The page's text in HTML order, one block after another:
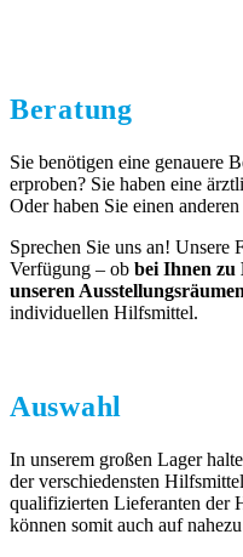
Beratung
Sie benötigen eine genauere
erproben? Sie haben eine
Oder haben Sie einen
Sprechen Sie uns an! Unsere
Verfügung – ob bei Ihnen zu
unseren
individuellen Hilfsmittel.
Auswahl
In unserem großen Lager
der verschiedensten
qualifizierten Lieferanten der
können somit auch auf